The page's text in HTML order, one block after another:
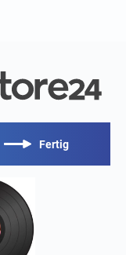
Fertig